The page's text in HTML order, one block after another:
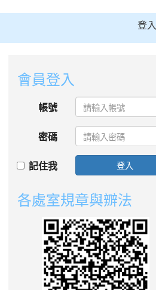
登入
會員登入
帳號
密碼
記住我 登入
各處室規章與辧法